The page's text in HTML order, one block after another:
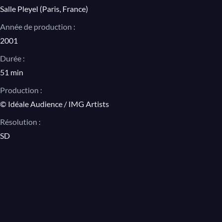
Salle Pleyel (Paris, France)
Année de production :
2001
Durée :
51 min
Production :
© Idéale Audience / IMG Artists
Résolution :
SD